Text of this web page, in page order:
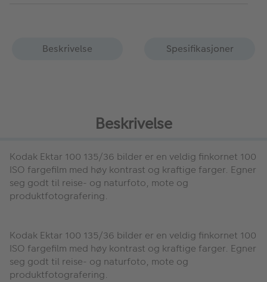
Beskrivelse Spesifikasjoner
Beskrivelse
Kodak Ektar 100 135/36 bilder er en veldig finkornet 100
ISO fargefilm med høy kontrast og kraftige farger. Egner
seg godt til reise- og naturfoto, mote og
produktfotografering.
Kodak Ektar 100 135/36 bilder er en veldig finkornet 100
ISO fargefilm med høy kontrast og kraftige farger. Egner
seg godt til reise- og naturfoto, mote og
produktfotografering.